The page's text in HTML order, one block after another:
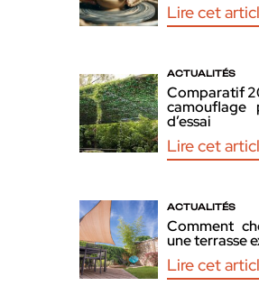
Lire cet
ACTUALITÉS
Comparatif
d’essai
Lire cet
ACTUALITÉS
Comment
une terrasse
Lire cet